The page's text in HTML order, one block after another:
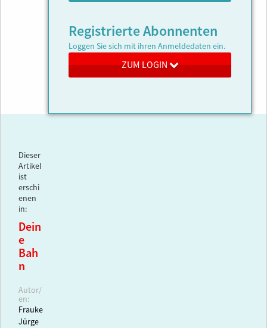
Registrierte Abonnenten
Loggen Sie sich mit ihren Anmeldedaten ein.
ZUM LOGIN
Dieser
Artikel
ist
erschi
enen
in:
Dein
e
Bah
n
Autor/
en:
Frauke
Jürge